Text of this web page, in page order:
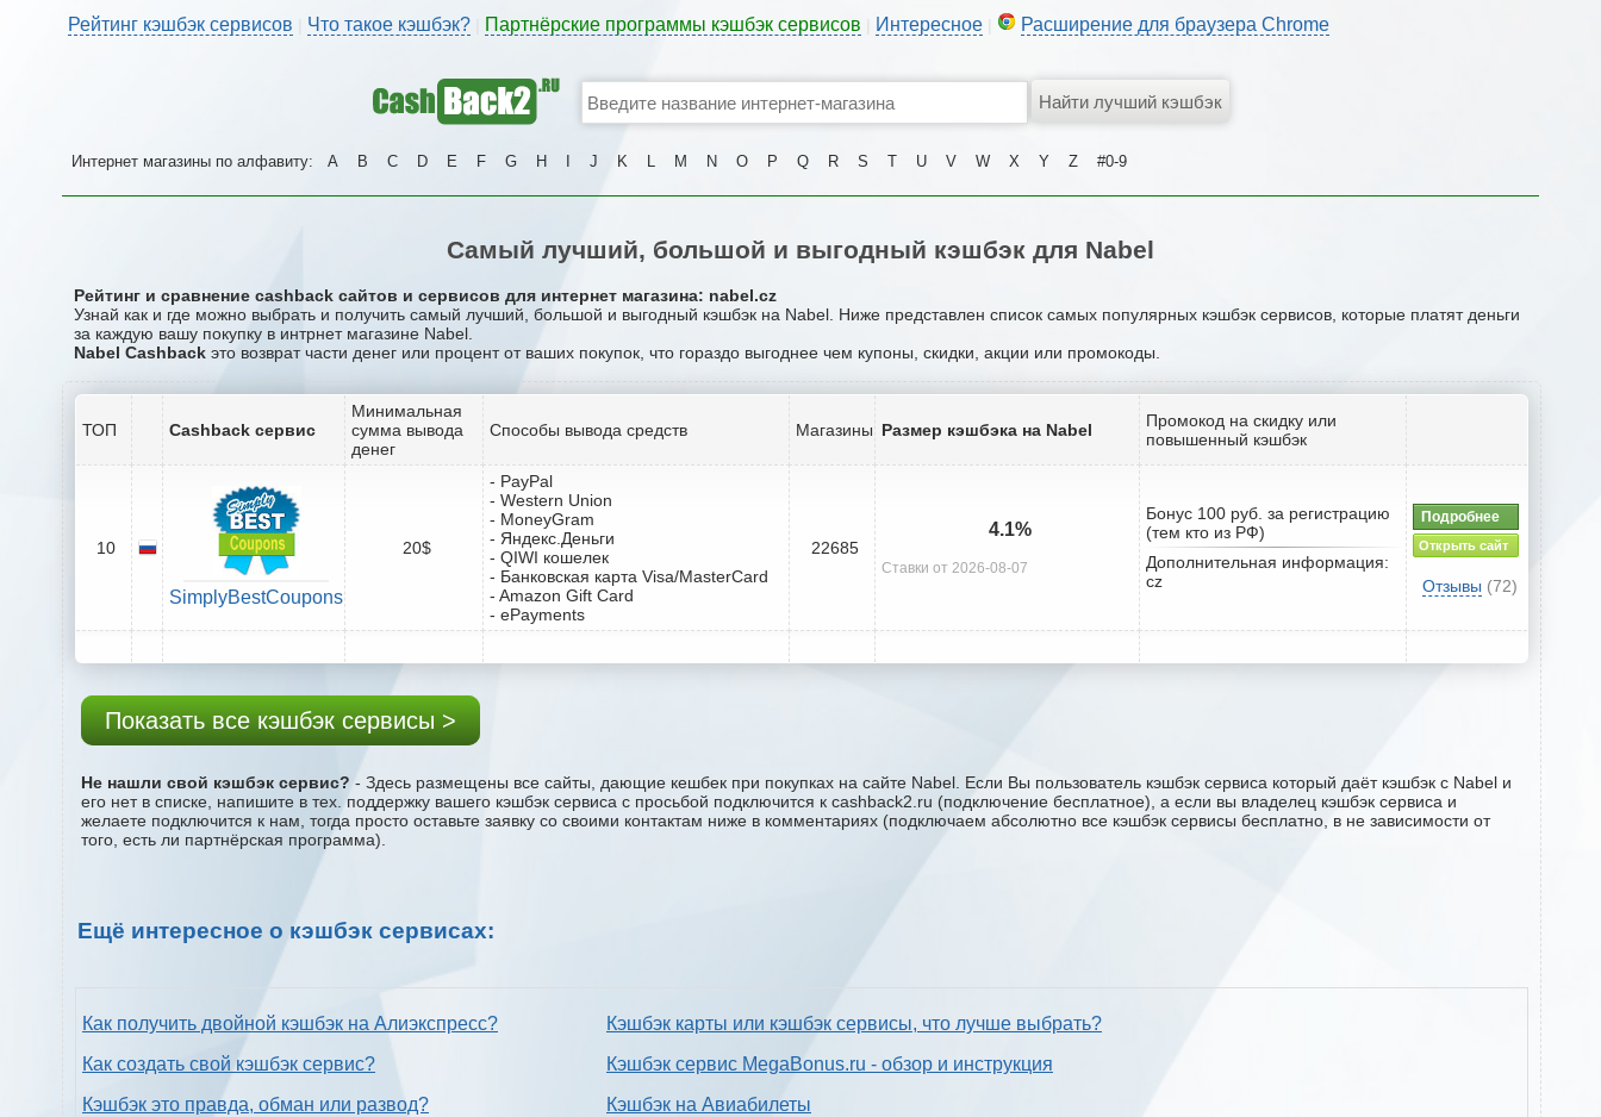
Рейтинг кэшбэк сервисов Что такое кэшбэк? Партнёрские программы кэшбэк сервисов Интересное Расширение для браузера Chrome
Интернет магазины по алфавиту: A B C D E F G H J K L M N O P Q R S T U V W X Y Z #0-9
Самый лучший, большой и выгодный кэшбэк для Nabel
Рейтинг и сравнение cashback сайтов и сервисов для интернет магазина: nabel.cz
Узнай как и где можно выбрать и получить самый лучший, большой и выгодный кэшбэк на Nabel. Ниже представлен список самых популярных кэшбэк сервисов, которые платят деньги
за каждую вашу покупку в интрнет магазине Nabel.
Nabel Cashback это возврат части денег или процент от ваших покупок, что гораздо выгоднее чем купоны, скидки, акции или промокоды.
ТОП Cashback сервис
Минимальная
сумма вывода
денег
Способы вывода средств Магазины Размер кэшбэка на Nabel
Промокод на скидку или
повышенный кэшбэк
10
SimplyBestCoupons
20$
- PayPal
- Western Union
- MoneyGram
- Яндекс.Деньги
- QIWI кошелек
- Банковская карта Visa/MasterCard
- Amazon Gift Card
- ePayments
22685
4.1%
Ставки от 2026-08-07
Бонус 100 руб. за регистрацию
(тем кто из РФ)
Дополнительная информация:
cz
Подробнее
Открыть сайт
Отзывы (72)
Показать все кэшбэк сервисы >
Не нашли свой кэшбэк сервис? - Здесь размещены все сайты, дающие кешбек при покупках на сайте Nabel. Если Вы пользователь кэшбэк сервиса который даёт кэшбэк с Nabel и
его нет в списке, напишите в тех. поддержку вашего кэшбэк сервиса с проcьбой подключится к cashback2.ru (подключение бесплатное), а если вы владелец кэшбэк сервиса и
желаете подключится к нам, тогда просто оставьте заявку со своими контактам ниже в комментариях (подключаем абсолютно все кэшбэк сервисы бесплатно, в не зависимости от
того, есть ли партнёрская программа).
Ещё интересное о кэшбэк сервисах:
Как получить двойной кэшбэк на Алиэкспресс?
Как создать свой кэшбэк сервис?
Кэшбэк это правда, обман или развод?
Кэшбэк карты или кэшбэк сервисы, что лучше выбрать?
Кэшбэк сервис MegaBonus.ru - обзор и инструкция
Кэшбэк на Авиабилеты